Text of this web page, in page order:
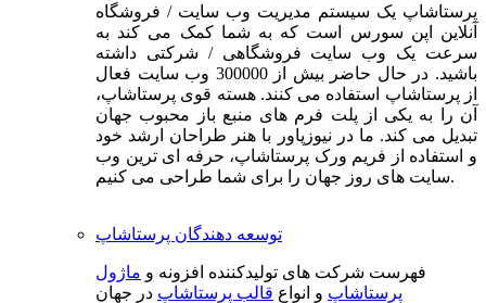
پرستاشاپ یک سیستم مدیریت وب سایت / فروشگاه
آنلاین اپن سورس است که به شما کمک می کند به
سرعت یک وب سایت فروشگاهی / شرکتی داشته
باشید. در حال حاضر بیش از 300000 وب سایت فعال
از پرستاشاپ استفاده می کنند. هسته قوی پرستاشاپ،
آن را به یکی از پلت فرم های منبع باز محبوب جهان
تبدیل می کند. ما در نیوزپاور با هنر طراحان ارشد خود
و استفاده از فریم ورک پرستاشاپ، حرفه ای ترین وب
سایت های روز جهان را برای شما طراحی می کنیم.
توسعه دهندگان پرستاشاپ
فهرست شرکت های تولیدکننده افزونه و ماژول
پرستاشاپ و انواع قالب پرستاشاپ در جهان